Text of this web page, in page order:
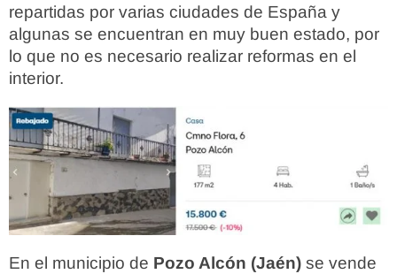
repartidas por varias ciudades de España y
algunas se encuentran en muy buen estado, por
lo que no es necesario realizar reformas en el
interior.
En el municipio de Pozo Alcón (Jaén) se vende